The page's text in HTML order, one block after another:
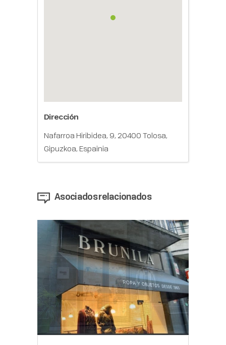
Dirección
Nafarroa Hiribidea, 9, 20400 Tolosa,
Gipuzkoa, Espainia
Asociados relacionados